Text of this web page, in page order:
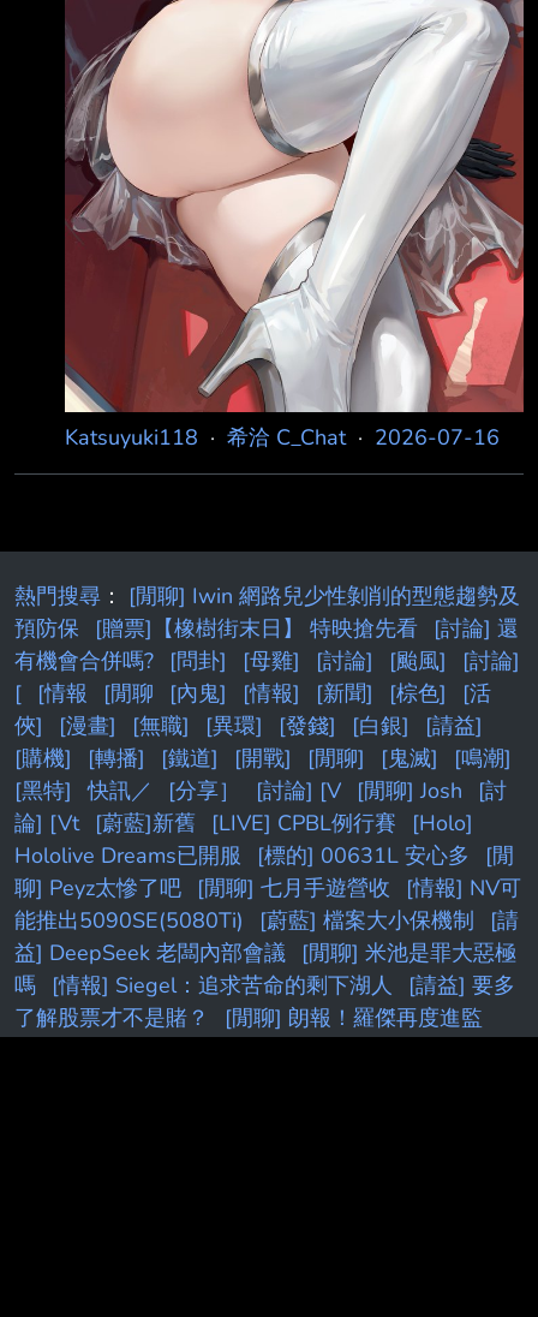
Katsuyuki118 · 希洽 C_Chat· 2026-07-16
熱門搜尋 ： [閒聊] Iwin 網路兒少性剝削的型態趨勢及
預防保
[贈票]【橡樹街末日】 特映搶先看
[討論] 還
有機會合併嗎?
[問卦] [母雞] [討論] [颱風]
[討論]
[
[情報 [閒聊 [內鬼] [情報] [新聞] [棕色]
[活
俠]
[漫畫] [無職] [異環] [發錢] [白銀]
[請益]
[購機]
[轉播] [鐵道] [開戰] [閒聊] [鬼滅]
[鳴潮]
[黑特]
快訊／ [分享］ [討論] [V [閒聊] Josh
[討
論] [Vt
[蔚藍]新舊 [LIVE] CPBL例行賽
[Holo]
Hololive Dreams已開服
[標的] 00631L 安心多
[閒
聊] Peyz太慘了吧
[閒聊] 七月手遊營收
[情報] NV可
能推出5090SE(5080Ti)
[蔚藍] 檔案大小保機制
[請
益] DeepSeek 老闆內部會議
[閒聊] 米池是罪大惡極
嗎
[情報] Siegel：追求苦命的剩下湖人
[請益] 要多
了解股票才不是賭？
[閒聊] 朗報！羅傑再度進監